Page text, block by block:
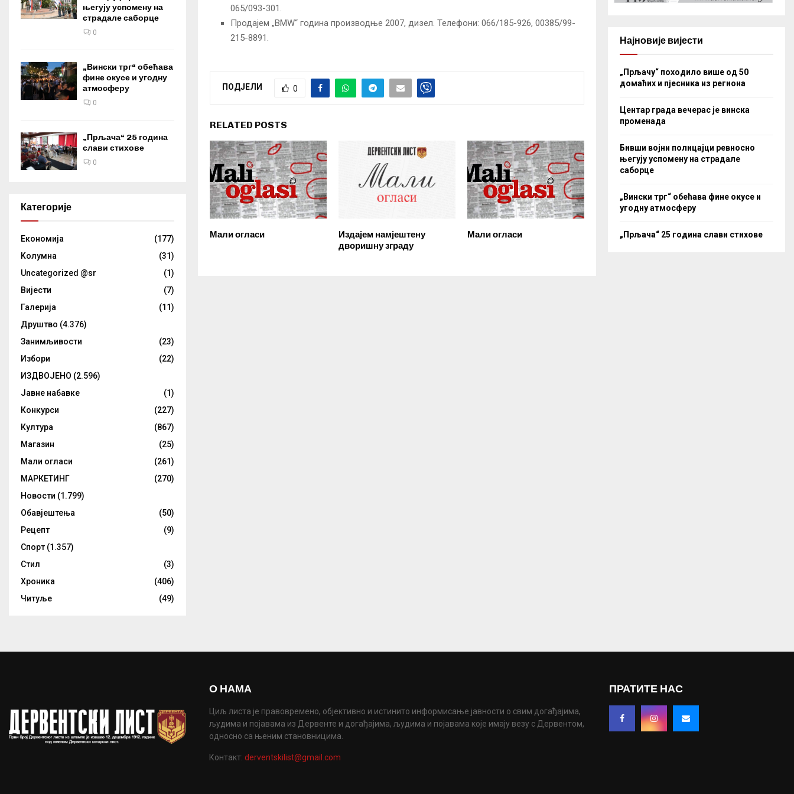
065/093-301.
Продајем „BМW“ година производње 2007, дизел. Телефони: 066/185-926, 00385/99-
215-8891.
ПОДЈЕЛИ 0
RELATED POSTS
Мали огласи
Издајем намјештену
дворишну зграду
Мали огласи
његују успомену на
страдале саборце
0
„Вински трг“ обећава
фине окусе и угодну
атмосферу
0
„Прљача“ 25 година
слави стихове
0
Категорије
Eкономија
(177)
Kолумнa
(31)
Uncategorized @sr
(1)
Вијести
(7)
Галерија
(11)
Друштво (4.376)
Занимљивости
(23)
Избори
(22)
ИЗДВОЈЕНО (2.596)
Јавне набавке
(1)
Конкурси
(227)
Култура
(867)
Магазин
(25)
Мали огласи
(261)
МАРКЕТИНГ
(270)
Новости (1.799)
Обавјештења
(50)
Рецепт
(9)
Спорт (1.357)
Стил
(3)
Хроника
(406)
Читуље
(49)
Најновије вијести
„Прљачу“ походило више од 50
домаћих и пјесника из региона
Центар града вечерас је винска
променада
Бивши војни полицајци ревносно
његују успомену на страдале
саборце
„Вински трг“ обећава фине окусе и
угодну атмосферу
„Прљача“ 25 година слави стихове
О НАМА
Циљ листа је правовремено, објективно и истинито информисање јавности о свим догађајима,
људима и појавама из Дервенте и догађајима, људима и појавама које имају везу с Дервентом,
односно са њеним становницима.
Контакт: derventskilist@gmail.com
ПРАТИТЕ НАС